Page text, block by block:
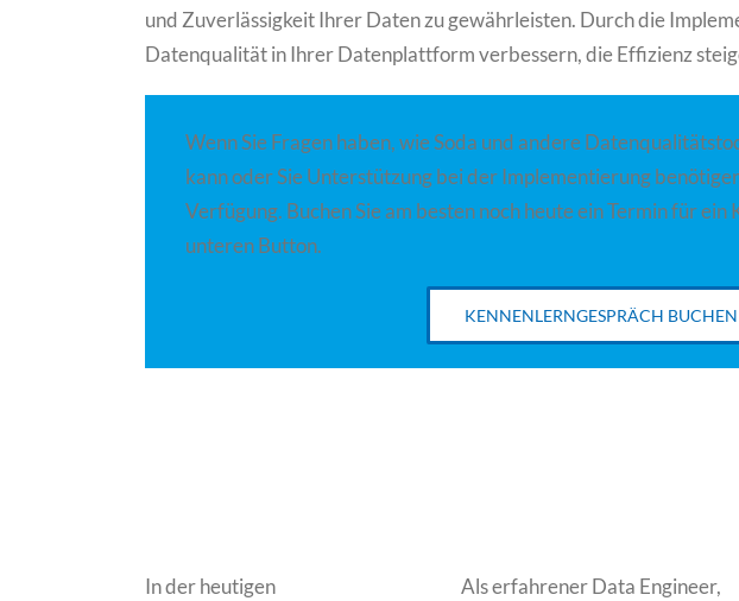
und Zuverlässigkeit Ihrer Daten zu gewährleisten. Durch die
Datenqualität in Ihrer Datenplattform verbessern, die Effizienz
Wenn Sie Fragen haben, wie Soda und andere
kann oder Sie Unterstützung bei der Implementierung
Verfügung. Buchen Sie am besten noch heute ein Termin für
unteren Button.
KENNENLERNGESPRÄCH BUCHEN
In der heutigen
Als erfahrener Data Engineer,